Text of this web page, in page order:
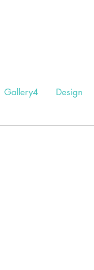
Gallery4 Design